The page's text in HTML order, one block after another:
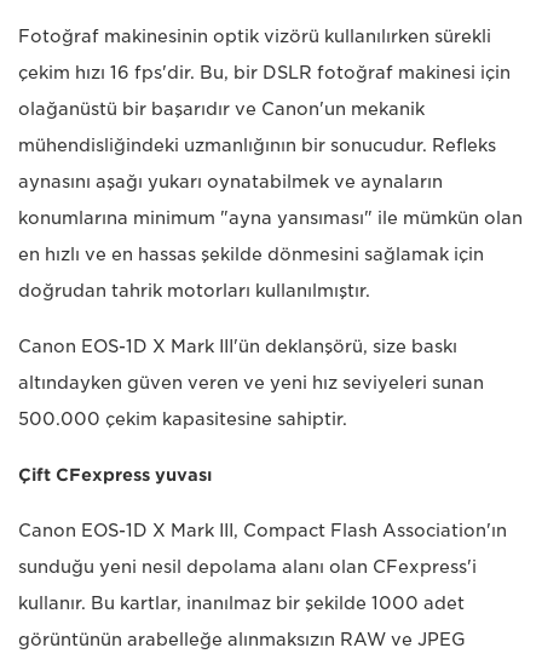
Fotoğraf makinesinin optik vizörü kullanılırken sürekli
çekim hızı 16 fps'dir. Bu, bir DSLR fotoğraf makinesi için
olağanüstü bir başarıdır ve Canon'un mekanik
mühendisliğindeki uzmanlığının bir sonucudur. Refleks
aynasını aşağı yukarı oynatabilmek ve aynaların
konumlarına minimum "ayna yansıması" ile mümkün olan
en hızlı ve en hassas şekilde dönmesini sağlamak için
doğrudan tahrik motorları kullanılmıştır.
Canon EOS-1D X Mark III'ün deklanşörü, size baskı
altındayken güven veren ve yeni hız seviyeleri sunan
500.000 çekim kapasitesine sahiptir.
Çift CFexpress yuvası
Canon EOS-1D X Mark III, Compact Flash Association'ın
sunduğu yeni nesil depolama alanı olan CFexpress'i
kullanır. Bu kartlar, inanılmaz bir şekilde 1000 adet
görüntünün arabelleğe alınmaksızın RAW ve JPEG